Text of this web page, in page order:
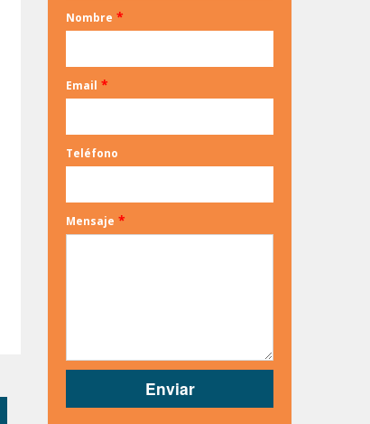
Nombre *
Email *
Teléfono
Mensaje *